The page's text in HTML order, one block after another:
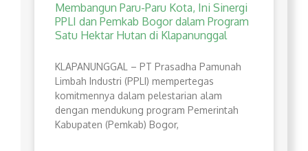
Membangun Paru-Paru Kota, Ini Sinergi
PPLI dan Pemkab Bogor dalam Program
Satu Hektar Hutan di Klapanunggal
​KLAPANUNGGAL – PT Prasadha Pamunah
Limbah Industri (PPLI) mempertegas
komitmennya dalam pelestarian alam
dengan mendukung program Pemerintah
Kabupaten (Pemkab) Bogor,